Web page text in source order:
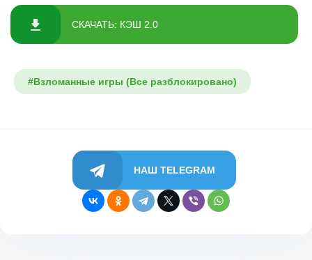
СКАЧАТЬ: КЭШ 2.0
#Взломанные игры (Все разблокировано)
НАШ TELEGRAM